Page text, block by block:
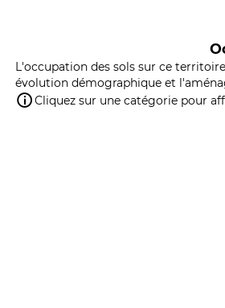
L'occupation des sols sur ce
évolution démographique et
Cliquez sur une catégorie pour